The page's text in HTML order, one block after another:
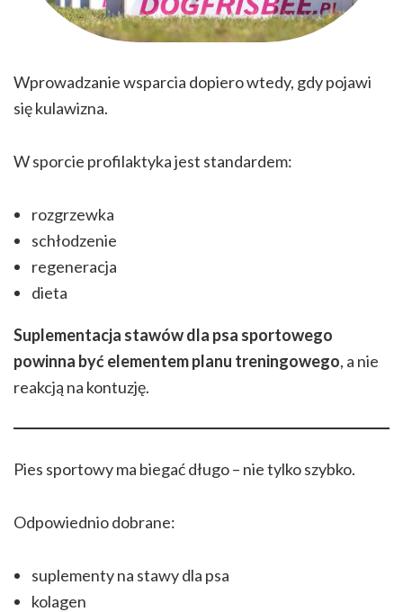
Wprowadzanie wsparcia dopiero wtedy, gdy pojawi
się kulawizna.
W sporcie profilaktyka jest standardem:
rozgrzewka
schłodzenie
regeneracja
dieta
Suplementacja stawów dla psa sportowego
powinna być elementem planu treningowego, a nie
reakcją na kontuzję.
Pies sportowy ma biegać długo – nie tylko szybko.
Odpowiednio dobrane:
suplementy na stawy dla psa
kolagen